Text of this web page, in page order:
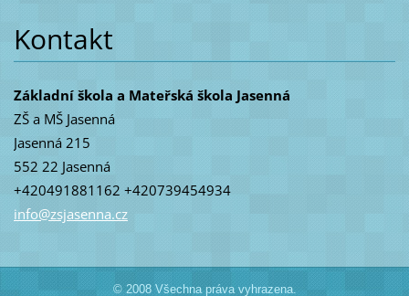
Kontakt
Základní škola a Mateřská škola Jasenná
ZŠ a MŠ Jasenná
Jasenná 215
552 22 Jasenná
+420491881162 +420739454934
info@zsjasenna.cz
© 2008 Všechna práva vyhrazena.